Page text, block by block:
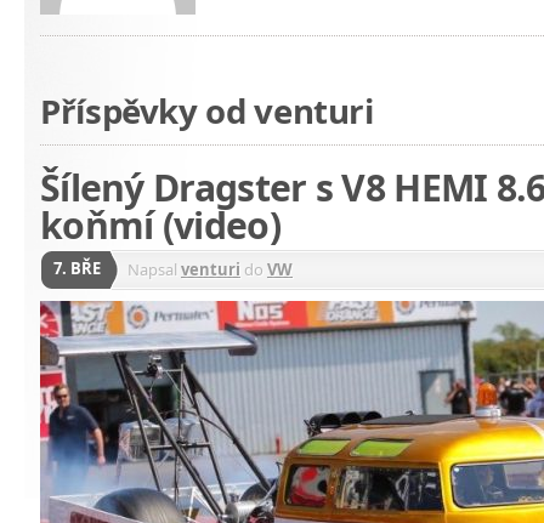
Příspěvky od venturi
Šílený Dragster s V8 HEMI
koňmí (video)
7. BŘE Napsal venturi do VW